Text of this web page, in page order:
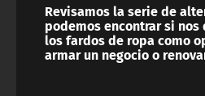
Revisamos la serie de
podemos encontrar si
los fardos de ropa como
armar un negocio o